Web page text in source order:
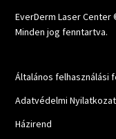
EverDerm Laser Center
Minden jog fenntartva.
Általános felhasználási
Adatvédelmi Nyilatkozat
Házirend